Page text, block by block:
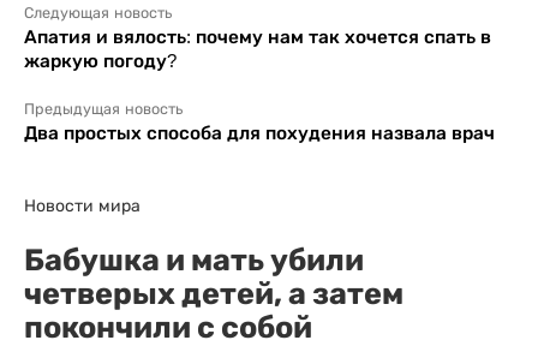
Следующая новость
Апатия и вялость: почему нам так хочется спать в
жаркую погоду?
Предыдущая новость
Два простых способа для похудения назвала врач
Новости мира
Бабушка и мать убили
четверых детей, а затем
покончили с собой